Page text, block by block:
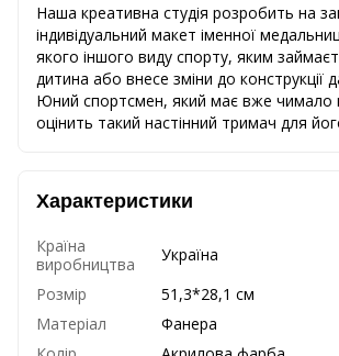
Наша креативна студія розробить на
індивідуальний макет іменної
якого іншого виду спорту, яким
дитина або внесе зміни до конструкції
Юний спортсмен, який має вже чимало
оцінить такий настінний тримач для
Характеристики
Країна
виробництва
Україна
Розмір
51,3*28,1 см
Матеріал
Фанера